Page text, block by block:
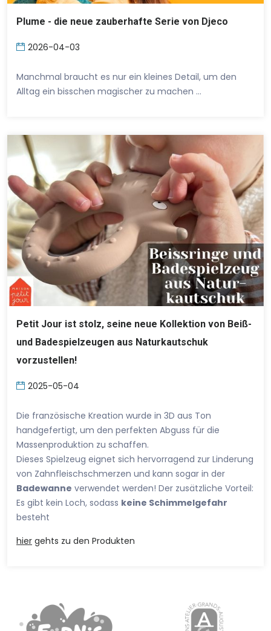
Plume - die neue zauberhafte Serie von Djeco
2026-04-03
Manchmal braucht es nur ein kleines Detail, um den
Alltag ein bisschen magischer zu machen …
Petit Jour ist stolz, seine neue Kollektion von Beiß-
und Badespielzeugen aus Naturkautschuk
vorzustellen!
2025-05-04
Die französische Kreation wurde in 3D aus Ton
handgefertigt, um den perfekten Abguss für die
Massenproduktion zu schaffen.
Dieses Spielzeug eignet sich hervorragend zur Linderung
von Zahnfleischschmerzen und kann sogar in der
Badewanne verwendet werden! Der zusätzliche Vorteil:
Es gibt kein Loch, sodass keine Schimmelgefahr
besteht
hier gehts zu den Produkten